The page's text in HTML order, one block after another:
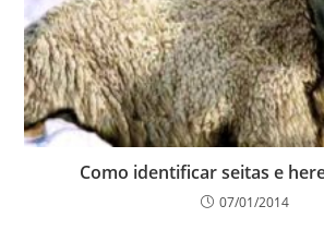
Como identificar seitas e
07/01/2014